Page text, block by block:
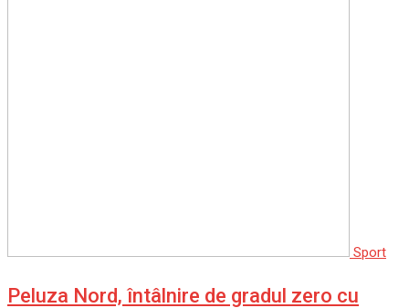
Sport
Peluza Nord, întâlnire de gradul zero cu